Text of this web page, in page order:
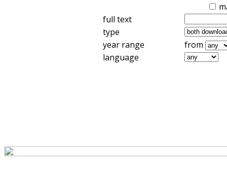
full text
type
year range
from
language